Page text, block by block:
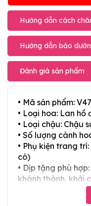
Hướng dẫn cách
Hướng dẫn bảo
Đánh giá sản phẩm
• Mã sản phẩm:
• Loại hoa: Lan hồ
• Loại chậu: Chậu
• Số lượng cành
• Phụ kiện trang
có)
• Dịp tặng phù
khánh thành, khởi
thọ, mừng cưới,
năm. Hoặc làm